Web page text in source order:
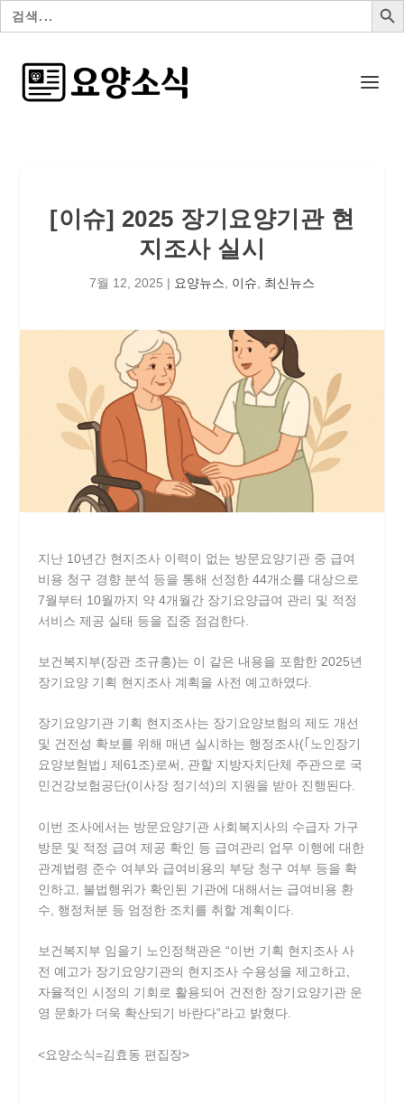
검
색:
[이슈] 2025 장기요양기관 현
지조사 실시
7월 12, 2025 | 요양뉴스 이슈 최신뉴스
지난 10년간 현지조사 이력이 없는 방문요양기관 중 급여
비용 청구 경향 분석 등을 통해 선정한 44개소를 대상으로
7월부터 10월까지 약 4개월간 장기요양급여 관리 및 적정
서비스 제공 실태 등을 집중 점검한다.
보건복지부(장관 조규홍)는 이 같은 내용을 포함한 2025년
장기요양 기획 현지조사 계획을 사전 예고하였다.
장기요양기관 기획 현지조사는 장기요양보험의 제도 개선
및 건전성 확보를 위해 매년 실시하는 행정조사(｢노인장기
요양보험법｣ 제61조)로써, 관할 지방자치단체 주관으로 국
민건강보험공단(이사장 정기석)의 지원을 받아 진행된다.
이번 조사에서는 방문요양기관 사회복지사의 수급자 가구
방문 및 적정 급여 제공 확인 등 급여관리 업무 이행에 대한
관계법령 준수 여부와 급여비용의 부당 청구 여부 등을 확
인하고, 불법행위가 확인된 기관에 대해서는 급여비용 환
수, 행정처분 등 엄정한 조치를 취할 계획이다.
보건복지부 임을기 노인정책관은 “이번 기획 현지조사 사
전 예고가 장기요양기관의 현지조사 수용성을 제고하고,
자율적인 시정의 기회로 활용되어 건전한 장기요양기관 운
영 문화가 더욱 확산되기 바란다”라고 밝혔다.
<요양소식=김효동 편집장>